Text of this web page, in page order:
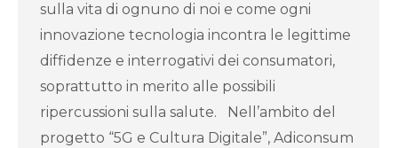
sulla vita di ognuno di noi e come ogni
innovazione tecnologia incontra le legittime
diffidenze e interrogativi dei consumatori,
soprattutto in merito alle possibili
ripercussioni sulla salute. Nell’ambito del
progetto “5G e Cultura Digitale”, Adiconsum